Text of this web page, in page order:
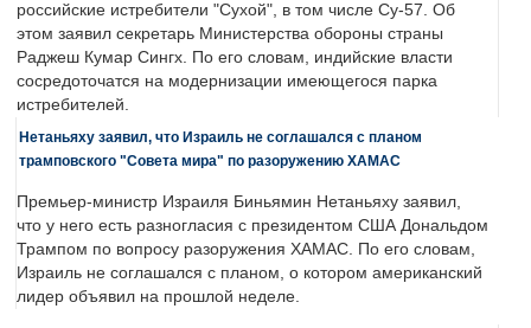
российские истребители "Сухой", в том числе Су-57. Об
этом заявил секретарь Министерства обороны страны
Раджеш Кумар Сингх. По его словам, индийские власти
сосредоточатся на модернизации имеющегося парка
истребителей.
Нетаньяху заявил, что Израиль не соглашался с планом
трамповского "Совета мира" по разоружению ХАМАС
Премьер-министр Израиля Биньямин Нетаньяху заявил,
что у него есть разногласия с президентом США Дональдом
Трампом по вопросу разоружения ХАМАС. По его словам,
Израиль не соглашался с планом, о котором американский
лидер объявил на прошлой неделе.